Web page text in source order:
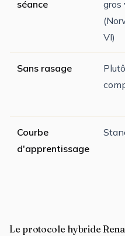
séance
gros
VI)
Sans rasage
Courbe
d'apprentissage
Le protocole hybride